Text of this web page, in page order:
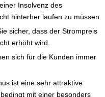
Insolvenz des
hinterher laufen zu müssen.
sicher, dass der Strompreis
erhöht wird.
sich für die Kunden immer
ist eine sehr attraktive
mit einer besonders